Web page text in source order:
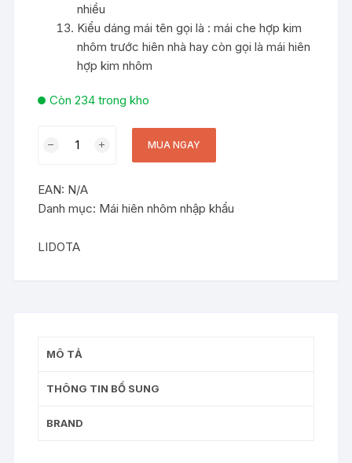
nhiều
Kiểu dáng mái tên gọi là : mái che hợp kim
nhôm trước hiên nhà hay còn gọi là mái hiên
hợp kim nhôm
Còn 234 trong kho
Hợp
Kim
Tuyên
Nhựa
Hiên
Năng
MUA NGAY
EAN: N/A
Danh mục: Mái hiên nhôm nhập khẩu
LIDOTA
MÔ TẢ
THÔNG TIN BỔ SUNG
BRAND